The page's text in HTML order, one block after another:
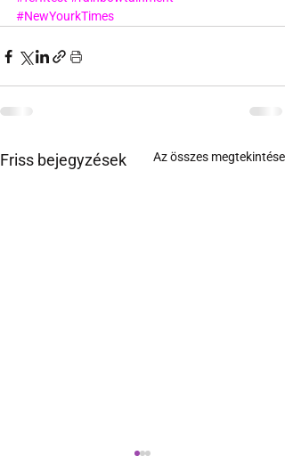
#NewYourkTimes
Friss bejegyzések Az összes megtekintése